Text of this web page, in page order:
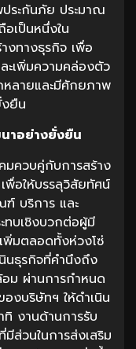
ประกันภัย ประมาณ
เป็นหนึ่งใน
งทางธุรกิจ เพื่อ
ะเพิ่มความคล่องตัว
หลายและมีศักยภาพ
ยืน
าอย่างยั่งยืน
มควบคู่กับการสร้าง
พื่อให้บรรลุวิสัยทัศน์
บริการ และ
ทบเชิงบวกต่อผู้มี
พิ่มตลอดทั้งห่วงโซ่
นธุรกิจที่คำนึงถึง
ม ผ่านการกำหนด
งบริษัทฯ ให้ดำเนิน
งานด้านการรับ
ส่วนในการส่งเสริม